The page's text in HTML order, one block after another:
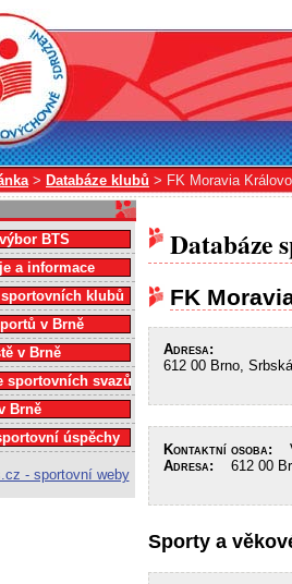
> Databáze klubů > FK Moravia
Databáze
FK
Adresa:
612 00 Brno,
Kontaktní osoba:
Adresa: 612 00
Sporty a
BTS
a informace
sportovních klubů
v Brně
v Brně
sportovních svazů
Brně
úspěchy